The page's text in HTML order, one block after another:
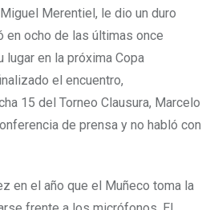
Merentiel, le dio un duro
en ocho de las últimas once
en la próxima Copa
el encuentro,
15 del Torneo Clausura, Marcelo
de prensa y no habló con
en el año que el Muñeco toma la